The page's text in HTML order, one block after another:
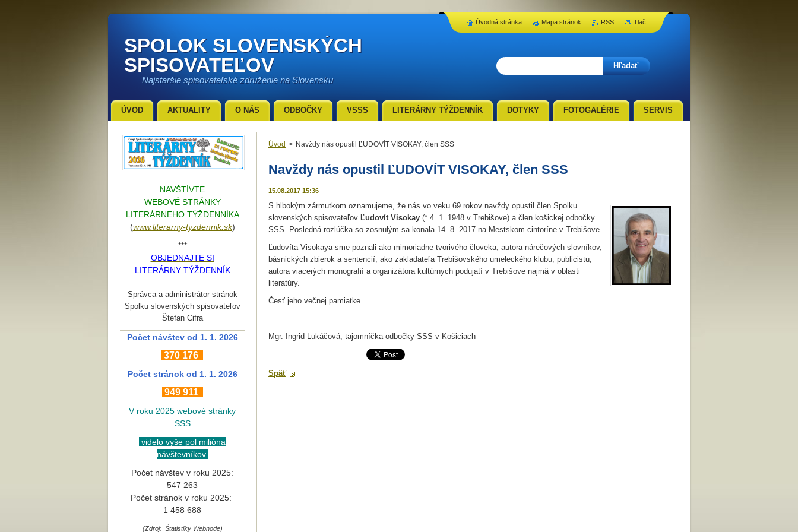
SPOLOK SLOVENSKÝCH
SPISOVATEĽOV
Najstaršie spisovateľské združenie na Slovensku
Úvod > Navždy nás opustil ĽUDOVÍT VISOKAY, člen SSS
Navždy nás opustil ĽUDOVÍT VISOKAY, člen SSS
15.08.2017 15:36
S hlbokým zármutkom oznamujeme, že nás vo veku 69 rokov navždy opustil člen Spolku
slovenských spisovateľov Ľudovít Visokay (* 4. 1. 1948 v Trebišove) a člen košickej odbočky
SSS. Posledná rozlúčka so zosnulým sa konala 14. 8. 2017 na Mestskom cintoríne v Trebišove.
Ľudovíta Visokaya sme poznali ako mimoriadne tvorivého človeka, autora nárečových slovníkov,
básnických zbierok a sentencií, ako zakladateľa Trebišovského umeleckého klubu, publicistu,
autora viacerých monografií a organizátora kultúrnych podujatí v Trebišove najmä v oblasti
literatúry.
Česť jeho večnej pamiatke.
Mgr. Ingrid Lukáčová, tajomníčka odbočky SSS v Košiciach
Späť
NAVŠTÍVTE
WEBOVÉ STRÁNKY
LITERÁRNEHO TÝŽDENNÍKA
(www.literarny-tyzdennik.sk)
***
OBJEDNAJTE SI
LITERÁRNY TÝŽDENNÍK
Správca a administrátor stránok
Spolku slovenských spisovateľov
Štefan Cifra
Počet návštev od 1. 1. 2026
370 176
Počet stránok od 1. 1. 2026
949 911
V roku 2025 webové stránky
SSS
videlo vyše pol milióna
návštevníkov
Počet návštev v roku 2025:
547 263
Počet stránok v roku 2025:
1 458 688
(Zdroj: Štatistiky Webnode)
ÚVOD AKTUALITY O NÁS ODBOČKY VSSS LITERÁRNY TÝŽDENNÍK DOTYKY FOTOGALÉRIE SERVIS
Úvodná stránka Mapa stránok RSS Tlač